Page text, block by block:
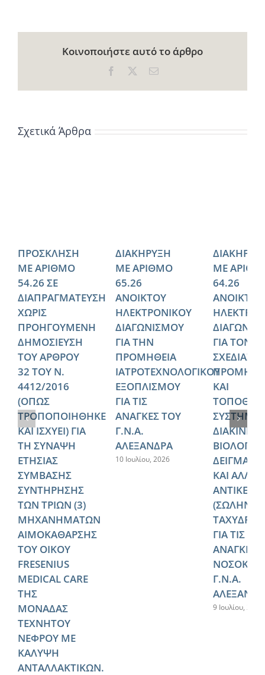
Κοινοποιήστε αυτό το άρθρο
Facebook Email
Σχετικά Άρθρα
ΠΡΟΣΚΛΗΣΗ
ΜΕ ΑΡΙΘΜΟ
54.26 ΣΕ
ΔΙΑΠΡΑΓΜΑΤΕΥΣΗ
ΧΩΡΙΣ
ΠΡΟΗΓΟΥΜΕΝΗ
ΔΗΜΟΣΙΕΥΣΗ
ΤΟΥ ΑΡΘΡΟΥ
32 ΤΟΥ Ν.
4412/2016
(ΟΠΩΣ
ΤΡΟΠΟΠΟΙΗΘΗΚΕ
ΚΑΙ ΙΣΧΥΕΙ) ΓΙΑ
ΤΗ ΣΥΝΑΨΗ
ΕΤΗΣΙΑΣ
ΣΥΜΒΑΣΗΣ
ΣΥΝΤΗΡΗΣΗΣ
ΤΩΝ ΤΡΙΩΝ (3)
ΜΗΧΑΝΗΜΑΤΩΝ
ΑΙΜΟΚΑΘΑΡΣΗΣ
ΤΟΥ ΟΙΚΟΥ
FRESENIUS
MEDICAL CARE
ΤΗΣ
ΜΟΝΑΔΑΣ
ΤΕΧΝΗΤΟΥ
ΝΕΦΡΟΥ ΜΕ
ΚΑΛΥΨΗ
ΑΝΤΑΛΛΑΚΤΙΚΩΝ.
ΔΙΑΚΗΡΥΞΗ
ΜΕ ΑΡΙΘΜΟ
65.26
ΑΝΟΙΚΤΟΥ
ΗΛΕΚΤΡΟΝΙΚΟΥ
ΔΙΑΓΩΝΙΣΜΟΥ
ΓΙΑ ΤΗΝ
ΠΡΟΜΗΘΕΙΑ
ΙΑΤΡΟΤΕΧΝΟΛΟΓΙΚΟΥ
ΕΞΟΠΛΙΣΜΟΥ
ΓΙΑ ΤΙΣ
ΑΝΑΓΚΕΣ ΤΟΥ
Γ.Ν.Α.
ΑΛΕΞΑΝΔΡΑ
10 Ιουλίου, 2026
ΜΕ
64.26
ΑΝΟΙΚΤΟΥ
ΓΙΑ ΤΟΝ
ΚΑΙ
ΚΑΙ
ΓΙΑ ΤΙΣ
ΑΝΑΓΚΕΣ
Γ.Ν.Α.
9 Ιουλίου, 2026